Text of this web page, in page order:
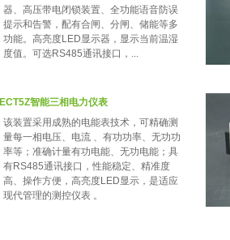
器、高压带电闭锁装置、全功能语音防误
提示和告警，配有合闸、分闸、储能等多
功能。高亮度LED显示器，显示当前温湿
度值。可选RS485通讯接口，...
ECT5Z智能三相电力仪表
该装置采用成熟的电能表技术，可精确测
量每一相电压、电流 、有功功率、无功功
率等；准确计量有功电能、无功电能；具
有RS485通讯接口，性能稳定、精准度
高、操作方便，高亮度LED显示，是适应
现代管理的测控仪表 。